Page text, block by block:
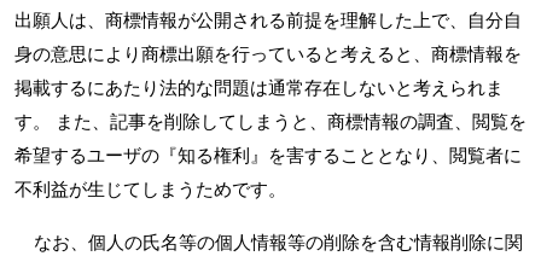
出願人は、商標情報が公開される前提を理解した上で、自分自
身の意思により商標出願を行っていると考えると、商標情報を
掲載するにあたり法的な問題は通常存在しないと考えられま
す。 また、記事を削除してしまうと、商標情報の調査、閲覧を
希望するユーザの『知る権利』を害することとなり、閲覧者に
不利益が生じてしまうためです。
なお、個人の氏名等の個人情報等の削除を含む情報削除に関